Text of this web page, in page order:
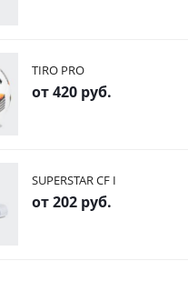
TIRO PRO
от420 руб.
SUPERSTAR CF I
от202 руб.